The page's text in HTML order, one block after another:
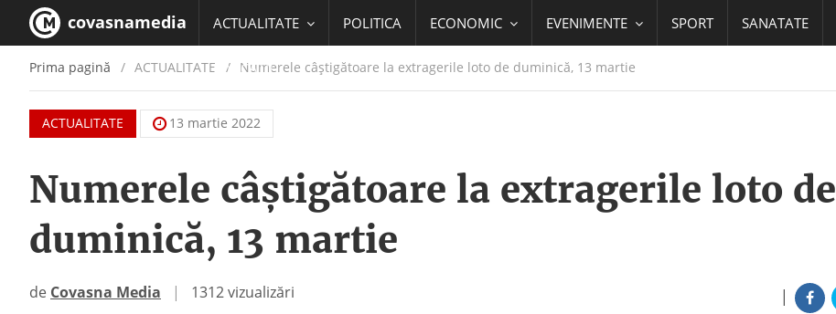
covasnamedia ACTUALITATE POLITICA ECONOMIC EVENIMENTE SPORT SANATATE
EDUCATIE
Prima pagină ACTUALITATE / Numerele câştigătoare la extragerile loto de duminică, 13 martie
ACTUALITATE 13 martie 2022
Numerele câştigătoare la extragerile loto de
duminică, 13 martie
|
de Covasna Media | 1312 vizualizări